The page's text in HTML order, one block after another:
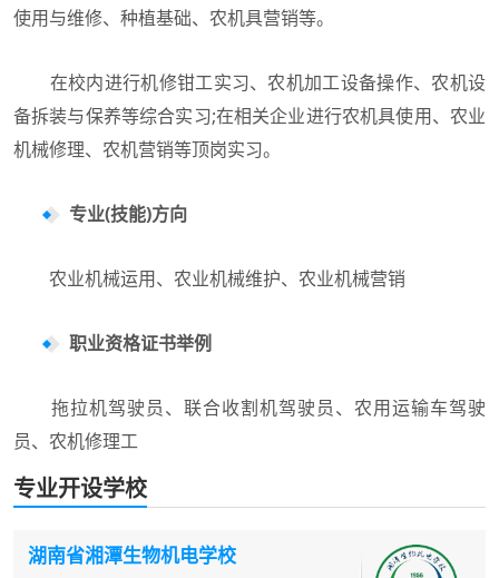
使用与维修、种植基础、农机具营销等。
在校内进行机修钳工实习、农机加工设备操作、农机设
备拆装与保养等综合实习;在相关企业进行农机具使用、农业
机械修理、农机营销等顶岗实习。
专业(技能)方向
农业机械运用、农业机械维护、农业机械营销
职业资格证书举例
拖拉机驾驶员、联合收割机驾驶员、农用运输车驾驶
员、农机修理工
专业开设学校
湖南省湘潭生物机电学校